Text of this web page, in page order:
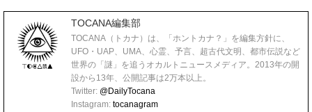
TOCANA編集部
TOCANA（トカナ）は、「ホントカナ？」を編集方針に、
UFO・UAP、UMA、心霊、予言、超古代文明、都市伝説など
世界の「謎」を追うオカルトニュースメディア。2013年の開
設から13年、公開記事は2万本以上。
Twitter: @DailyTocana
Instagram: tocanagram